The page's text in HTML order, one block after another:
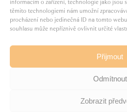
informacím o zařízení, technologie jako jsou
těmito technologiemi nám umožní
procházení nebo jedinečná ID na tomto
souhlasu může nepříznivě ovlivnit určité
Přijmout
Odmítnout
Zobrazit
Lázně zdraví
Cesta za pivem
MICE
Film Karlovy Vary